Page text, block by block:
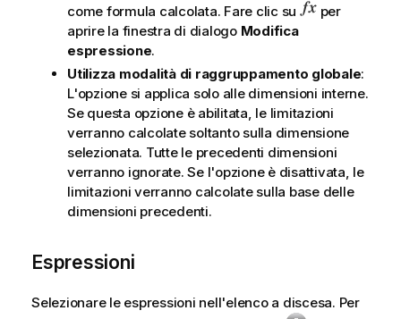
come formula calcolata. Fare clic su
per
aprire la finestra di dialogo Modifica
espressione.
Utilizza modalità di raggruppamento globale:
L'opzione si applica solo alle dimensioni interne.
Se questa opzione è abilitata, le limitazioni
verranno calcolate soltanto sulla dimensione
selezionata. Tutte le precedenti dimensioni
verranno ignorate. Se l'opzione è disattivata, le
limitazioni verranno calcolate sulla base delle
dimensioni precedenti.
Espressioni
Selezionare le espressioni nell'elenco a discesa. Per